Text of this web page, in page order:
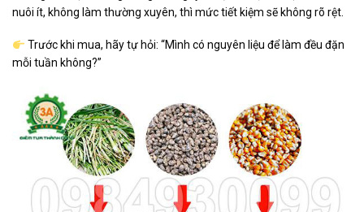
nuôi ít, không làm thường xuyên, thì mức tiết kiệm sẽ không rõ rệt.
Trước khi mua, hãy tự hỏi: “Mình có nguyên liệu để làm đều đặn
mỗi tuần không?”